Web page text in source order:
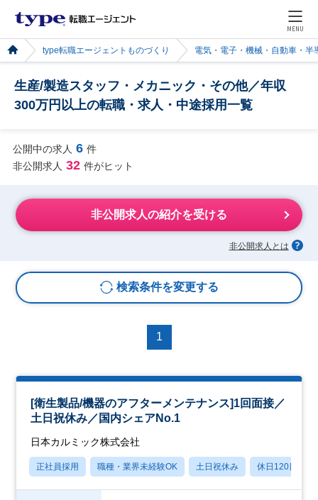
MENU
type転職エージェントものづくり 電気・電子・機械・自動車・半
生産/製造スタッフ・メカニック・その他／年収
300万円以上の転職・求人・中途採用一覧
公開中の求人 6 件
非公開求人 32 件がヒット
非公開求人の紹介を受ける
非公開求人とは
検索条件を変更する
1
[衛生製品/機器のアフターメンテナンス]1回面接／
土日祝休み／国内シェアNo.1
日本カルミック株式会社
正社員採用 職種・業界未経験OK 土日祝休み 休日120日以上